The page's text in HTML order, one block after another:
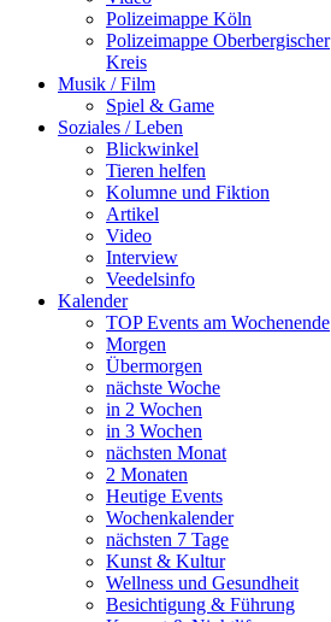
Polizeimappe Köln
Polizeimappe Oberbergischer
Kreis
Musik / Film
Spiel & Game
Soziales / Leben
Blickwinkel
Tieren helfen
Kolumne und Fiktion
Artikel
Video
Interview
Veedelsinfo
Kalender
TOP Events am Wochenende
Morgen
Übermorgen
nächste Woche
in 2 Wochen
in 3 Wochen
nächsten Monat
2 Monaten
Heutige Events
Wochenkalender
nächsten 7 Tage
Kunst & Kultur
Wellness und Gesundheit
Besichtigung & Führung